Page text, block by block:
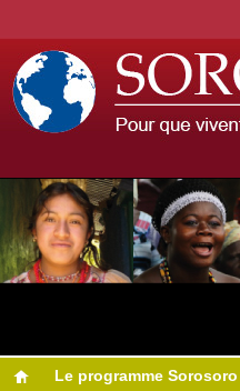
Le programme Sorosoro